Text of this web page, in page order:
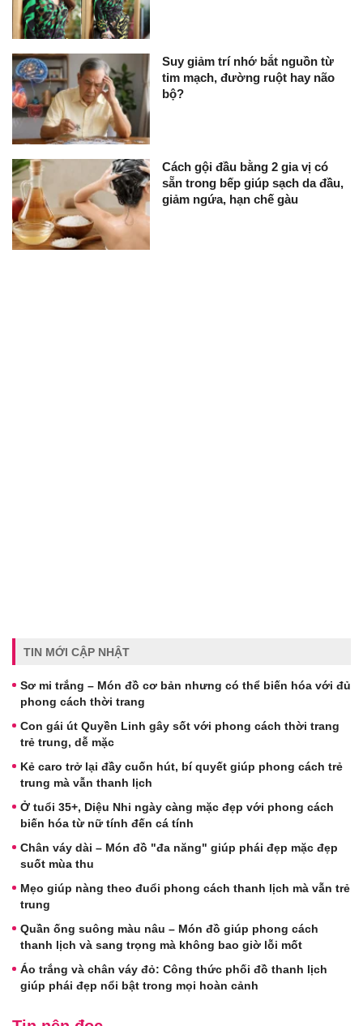
Suy giảm trí nhớ bắt nguồn từ
tim mạch, đường ruột hay não
bộ?
Cách gội đầu bằng 2 gia vị có
sẵn trong bếp giúp sạch da đầu,
giảm ngứa, hạn chế gàu
TIN MỚI CẬP NHẬT
Sơ mi trắng – Món đồ cơ bản nhưng có thể biến hóa với đủ
phong cách thời trang
Con gái út Quyền Linh gây sốt với phong cách thời trang
trẻ trung, dễ mặc
Kẻ caro trở lại đầy cuốn hút, bí quyết giúp phong cách trẻ
trung mà vẫn thanh lịch
Ở tuổi 35+, Diệu Nhi ngày càng mặc đẹp với phong cách
biến hóa từ nữ tính đến cá tính
Chân váy dài – Món đồ "đa năng" giúp phái đẹp mặc đẹp
suốt mùa thu
Mẹo giúp nàng theo đuổi phong cách thanh lịch mà vẫn trẻ
trung
Quần ống suông màu nâu – Món đồ giúp phong cách
thanh lịch và sang trọng mà không bao giờ lỗi mốt
Áo trắng và chân váy đỏ: Công thức phối đồ thanh lịch
giúp phái đẹp nổi bật trong mọi hoàn cảnh